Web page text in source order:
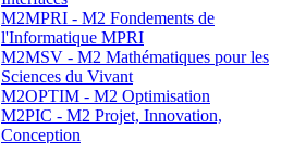
M2MPRI - M2 Fondements de
l'Informatique MPRI
M2MSV - M2 Mathématiques pour les
Sciences du Vivant
M2OPTIM - M2 Optimisation
M2PIC - M2 Projet, Innovation,
Conception